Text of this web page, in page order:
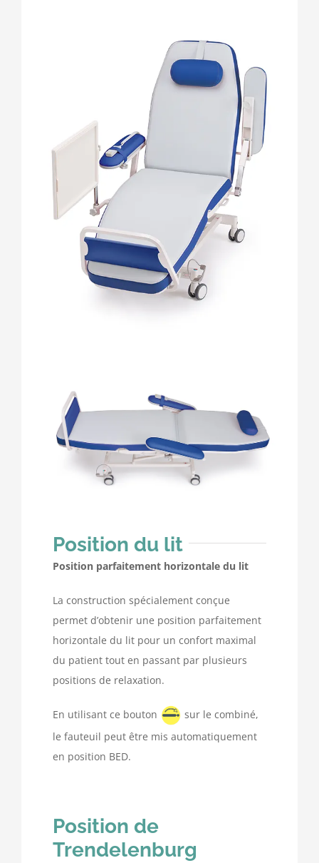
Position du lit
Position parfaitement horizontale du lit
La construction spécialement conçue
permet d’obtenir une position parfaitement
horizontale du lit pour un confort maximal
du patient tout en passant par plusieurs
positions de relaxation.
En utilisant ce bouton
sur le combiné,
le fauteuil peut être mis automatiquement
en position BED.
Position de
Trendelenburg